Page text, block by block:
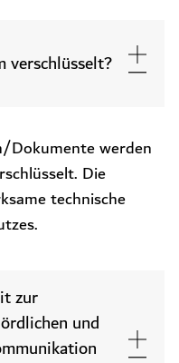
verschlüsselt?
Dokumente werden
Die
technische
zur
und